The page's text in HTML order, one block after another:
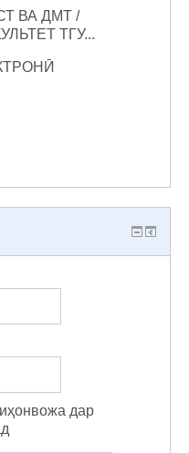
ВА ДМТ /
ТГУ...
дар